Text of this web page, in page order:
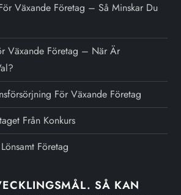
Växande Företag – Så Minskar Du
Växande Företag – När Är
För Växande Företag
Från Konkurs
Företag
SÅ KAN